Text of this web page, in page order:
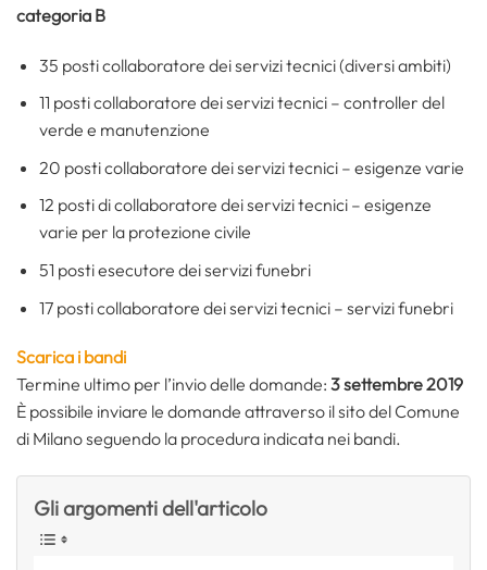
categoria B
35 posti collaboratore dei servizi tecnici (diversi ambiti)
11 posti collaboratore dei servizi tecnici – controller del
verde e manutenzione
20 posti collaboratore dei servizi tecnici – esigenze varie
12 posti di collaboratore dei servizi tecnici – esigenze
varie per la protezione civile
51 posti esecutore dei servizi funebri
17 posti collaboratore dei servizi tecnici – servizi funebri
Scarica i bandi
Termine ultimo per l’invio delle domande: 3 settembre 2019
È possibile inviare le domande attraverso il sito del Comune
di Milano seguendo la procedura indicata nei bandi.
Gli argomenti dell'articolo